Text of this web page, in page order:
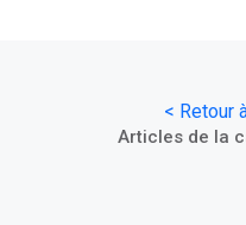
< Retour
Articles de la